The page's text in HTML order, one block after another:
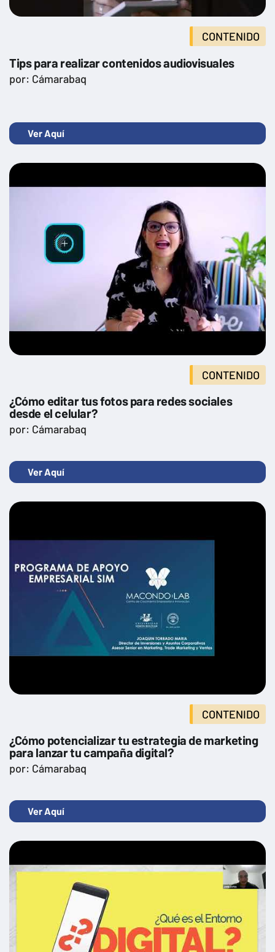
Transformación digital en la empresa
CONTENIDO
Tips para realizar contenidos audiovisuales
por: Cámarabaq
Ver Aquí
CONTENIDO
¿Cómo editar tus fotos para redes sociales
desde el celular?
por: Cámarabaq
Ver Aquí
CONTENIDO
¿Cómo potencializar tu estrategia de marketing
para lanzar tu campaña digital?
por: Cámarabaq
Ver Aquí